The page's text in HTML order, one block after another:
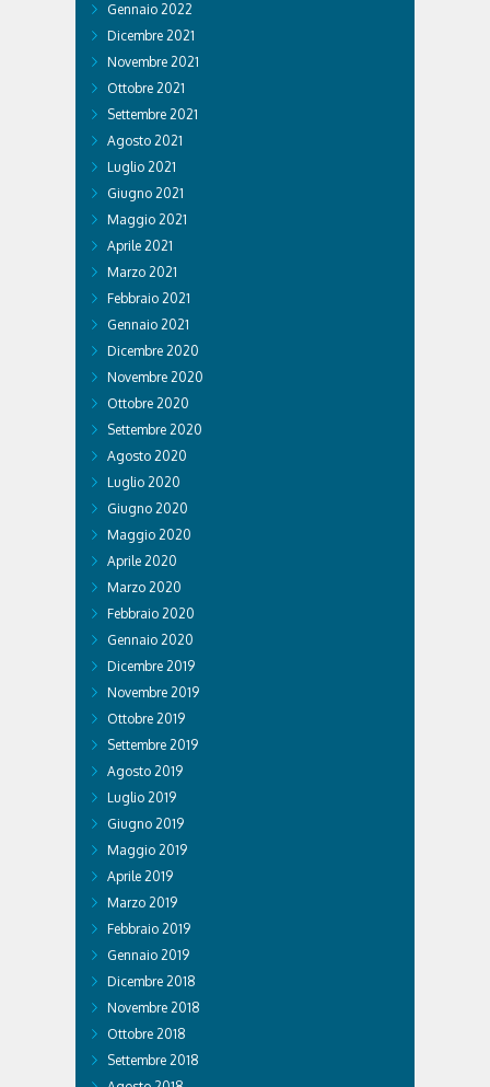
Gennaio 2022
Dicembre 2021
Novembre 2021
Ottobre 2021
Settembre 2021
Agosto 2021
Luglio 2021
Giugno 2021
Maggio 2021
Aprile 2021
Marzo 2021
Febbraio 2021
Gennaio 2021
Dicembre 2020
Novembre 2020
Ottobre 2020
Settembre 2020
Agosto 2020
Luglio 2020
Giugno 2020
Maggio 2020
Aprile 2020
Marzo 2020
Febbraio 2020
Gennaio 2020
Dicembre 2019
Novembre 2019
Ottobre 2019
Settembre 2019
Agosto 2019
Luglio 2019
Giugno 2019
Maggio 2019
Aprile 2019
Marzo 2019
Febbraio 2019
Gennaio 2019
Dicembre 2018
Novembre 2018
Ottobre 2018
Settembre 2018